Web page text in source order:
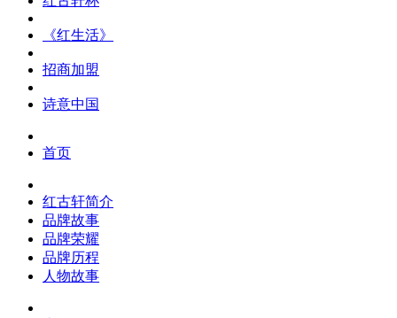
《红生活》
招商加盟
诗意中国
首页
红古轩简介
品牌故事
品牌荣耀
品牌历程
人物故事